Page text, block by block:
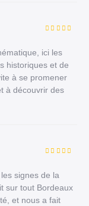
ici les
historiques et de
à se promener
à découvrir des
signes de la
sur tout Bordeaux
et nous a fait